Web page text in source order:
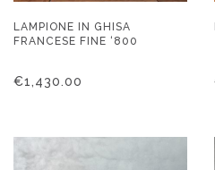
LAMPIONE IN GHISA
FRANCESE FINE ‘800
€1,430.00